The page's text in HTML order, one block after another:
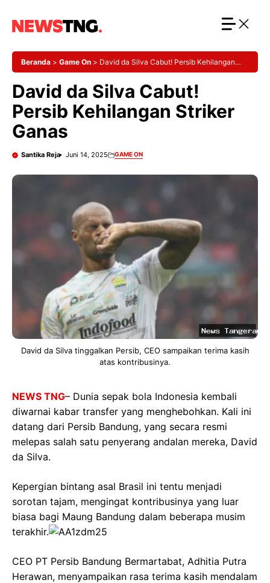
Beranda > Game On > David da Silva Cabut! Persib Kehilangan
David da Silva Cabut!
Persib Kehilangan Striker
Ganas
Santika Reja Juni 14, 2025 GAME ON
David da Silva tinggalkan Persib, CEO sampaikan terima kasih
atas kontribusinya.
NEWS TNG– Dunia sepak bola Indonesia kembali
diwarnai kabar transfer yang menghebohkan. Kali ini
datang dari Persib Bandung, yang secara resmi
melepas salah satu penyerang andalan mereka, David
da Silva.
Kepergian bintang asal Brasil ini tentu menjadi
sorotan tajam, mengingat kontribusinya yang luar
biasa bagi Maung Bandung dalam beberapa musim
terakhir.
CEO PT Persib Bandung Bermartabat, Adhitia Putra
Herawan, menyampaikan rasa terima kasih mendalam